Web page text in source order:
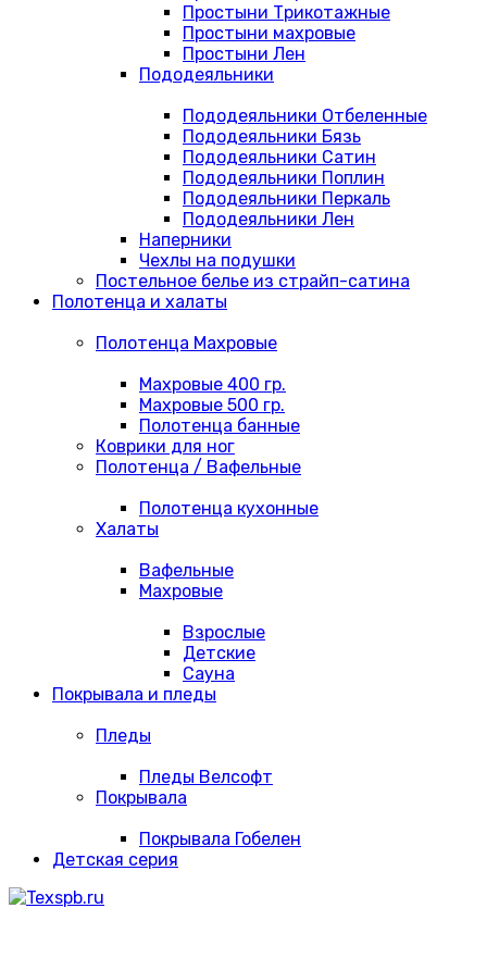
Простыни Трикотажные
Простыни махровые
Простыни Лен
Пододеяльники
Пододеяльники Отбеленные
Пододеяльники Бязь
Пододеяльники Сатин
Пододеяльники Поплин
Пододеяльники Перкаль
Пододеяльники Лен
Наперники
Чехлы на подушки
Постельное белье из страйп-сатина
Полотенца и халаты
Полотенца Махровые
Махровые 400 гр.
Махровые 500 гр.
Полотенца банные
Коврики для ног
Полотенца / Вафельные
Полотенца кухонные
Халаты
Вафельные
Махровые
Взрослые
Детские
Сауна
Покрывала и пледы
Пледы
Пледы Велсофт
Покрывала
Покрывала Гобелен
Детская серия